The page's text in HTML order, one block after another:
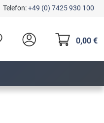
Telefon:+49 (0) 7425 930 100
0,00 €